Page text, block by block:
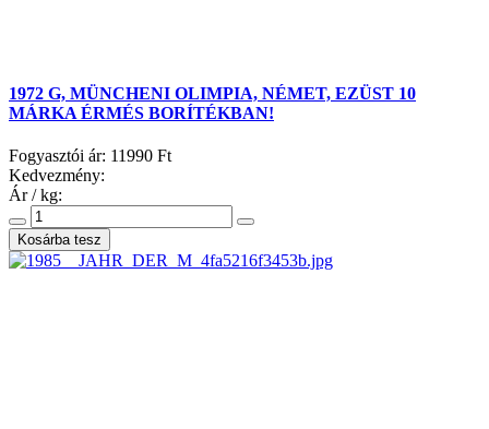
1972 G, MÜNCHENI OLIMPIA, NÉMET, EZÜST 10
MÁRKA ÉRMÉS BORÍTÉKBAN!
Fogyasztói ár: 11990 Ft
Kedvezmény:
Ár / kg: